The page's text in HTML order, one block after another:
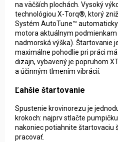
na väčších plochách. Vysoký
technológiou X-Torq®, ktorý
Systém AutoTune™
motora aktuálnym podmienkam
nadmorská výška). Štartovanie
maximálne pohodlie pri práci
dizajn, vybavený je popruhom
a účinným tlmením vibrácií.
Ľahšie štartovanie
Spustenie krovinorezu je
krokoch: najprv stlačte
nakoniec potiahnite štartovaciu
pracovať.